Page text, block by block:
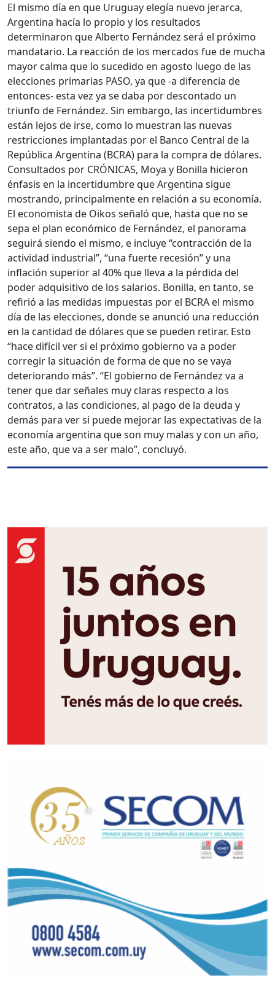
El mismo día en que Uruguay elegía nuevo jerarca,
Argentina hacía lo propio y los resultados
determinaron que Alberto Fernández será el próximo
mandatario. La reacción de los mercados fue de mucha
mayor calma que lo sucedido en agosto luego de las
elecciones primarias PASO, ya que -a diferencia de
entonces- esta vez ya se daba por descontado un
triunfo de Fernández. Sin embargo, las incertidumbres
están lejos de irse, como lo muestran las nuevas
restricciones implantadas por el Banco Central de la
República Argentina (BCRA) para la compra de dólares.
Consultados por CRÓNICAS, Moya y Bonilla hicieron
énfasis en la incertidumbre que Argentina sigue
mostrando, principalmente en relación a su economía.
El economista de Oikos señaló que, hasta que no se
sepa el plan económico de Fernández, el panorama
seguirá siendo el mismo, e incluye “contracción de la
actividad industrial”, “una fuerte recesión” y una
inflación superior al 40% que lleva a la pérdida del
poder adquisitivo de los salarios. Bonilla, en tanto, se
refirió a las medidas impuestas por el BCRA el mismo
día de las elecciones, donde se anunció una reducción
en la cantidad de dólares que se pueden retirar. Esto
“hace difícil ver si el próximo gobierno va a poder
corregir la situación de forma de que no se vaya
deteriorando más”. “El gobierno de Fernández va a
tener que dar señales muy claras respecto a los
contratos, a las condiciones, al pago de la deuda y
demás para ver si puede mejorar las expectativas de la
economía argentina que son muy malas y con un año,
este año, que va a ser malo”, concluyó.